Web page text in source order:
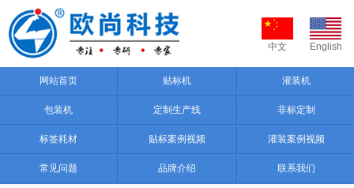
中文 English
网站首页 贴标机 灌装机
包装机 定制生产线 非标定制
标签耗材 贴标案例视频 灌装案例视频
常见问题 品牌介绍 联系我们